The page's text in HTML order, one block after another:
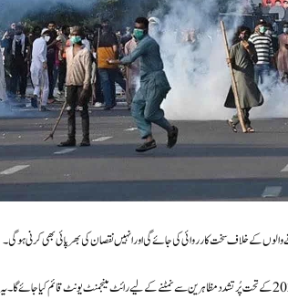
کے خلاف سخت کارروائی کی جائے گی اور انہیں نقصان کی بھرپائی بھی کرنی ہوگی۔
پنجاب اسمبلی میں پیش کیے گئے پولیس آرڈر (دوسری ترمیم) ایکٹ 2025 کے تحت پُرتشدد مظاہرین سے نمٹنے کے لیے رائٹ